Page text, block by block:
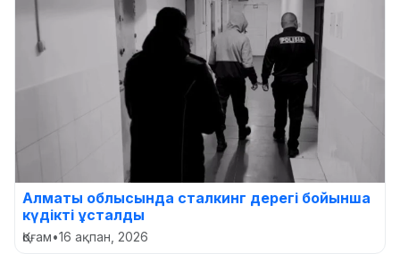
Алматы облысында сталкинг дерегі бойынша
күдікті ұсталды
Қоғам•16 ақпан, 2026